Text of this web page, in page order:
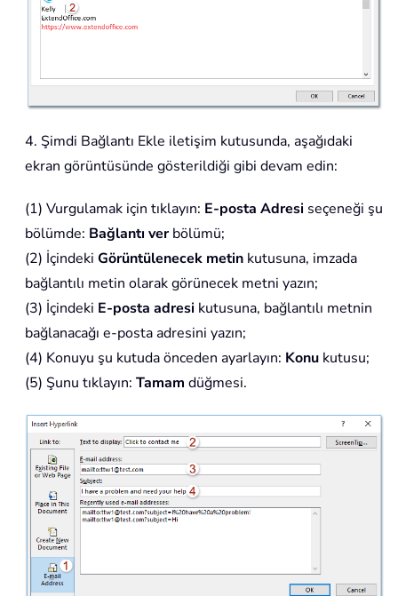
4. Şimdi Bağlantı Ekle iletişim kutusunda, aşağıdaki
ekran görüntüsünde gösterildiği gibi devam edin:
(1) Vurgulamak için tıklayın: E-posta Adresi seçeneği şu
bölümde: Bağlantı verbölümü;
(2) İçindeki Görüntülenecek metin kutusuna, imzada
bağlantılı metin olarak görünecek metni yazın;
(3) İçindeki E-posta adresi kutusuna, bağlantılı metnin
bağlanacağı e-posta adresini yazın;
(4) Konuyu şu kutuda önceden ayarlayın: Konu kutusu;
(5) Şunu tıklayın: Tamam düğmesi.